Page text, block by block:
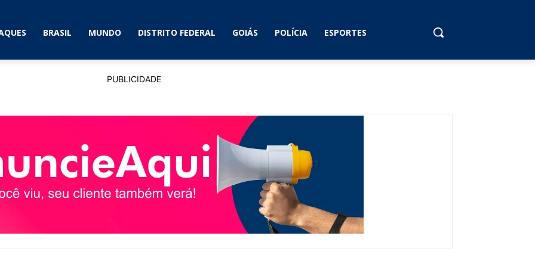
BRASIL MUNDO DISTRITO FEDERAL GOIÁS POLÍCIA ESPORTES
PUBLICIDADE